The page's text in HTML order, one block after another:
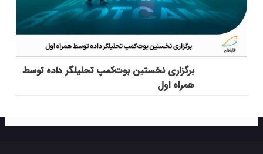
برگزاری نخستین بوت‌کمپ تحلیلگر داده توسط
همراه اول